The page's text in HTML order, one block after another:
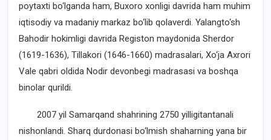
poytaxti bo‘lganda ham, Buxoro xonligi davrida ham muhim
iqtisodiy va madaniy markaz bo‘lib qolaverdi. Yalangto‘sh
Bahodir hokimligi davrida Registon maydonida Sherdor
(1619-1636), Tillakori (1646-1660) madrasalari, Xo‘ja Axrori
Vale qabri oldida Nodir devonbegi madrasasi va boshqa
binolar qurildi.
2007 yil Samarqand shahrining 2750 yilligitantanali
nishonlandi. Sharq durdonasi bo‘lmish shaharning yana bir